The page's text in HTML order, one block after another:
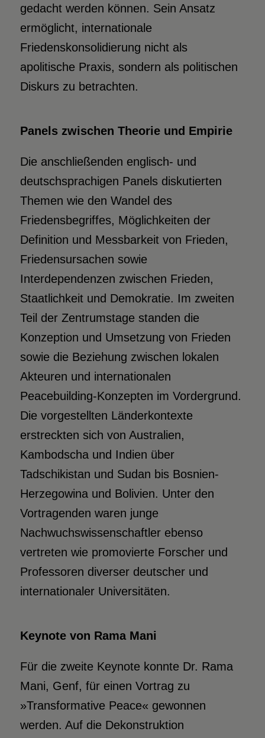
gedacht werden können. Sein Ansatz
ermöglicht, internationale
Friedenskonsolidierung nicht als
apolitische Praxis, sondern als politischen
Diskurs zu betrachten.
Panels zwischen Theorie und Empirie
Die anschließenden englisch- und
deutschsprachigen Panels diskutierten
Themen wie den Wandel des
Friedensbegriffes, Möglichkeiten der
Definition und Messbarkeit von Frieden,
Friedensursachen sowie
Interdependenzen zwischen Frieden,
Staatlichkeit und Demokratie. Im zweiten
Teil der Zentrumstage standen die
Konzeption und Umsetzung von Frieden
sowie die Beziehung zwischen lokalen
Akteuren und internationalen
Peacebuilding-Konzepten im Vordergrund.
Die vorgestellten Länderkontexte
erstreckten sich von Australien,
Kambodscha und Indien über
Tadschikistan und Sudan bis Bosnien-
Herzegowina und Bolivien. Unter den
Vortragenden waren junge
Nachwuchswissenschaftler ebenso
vertreten wie promovierte Forscher und
Professoren diverser deutscher und
internationaler Universitäten.
Keynote von Rama Mani
Für die zweite Keynote konnte Dr. Rama
Mani, Genf, für einen Vortrag zu
»Transformative Peace« gewonnen
werden. Auf die Dekonstruktion